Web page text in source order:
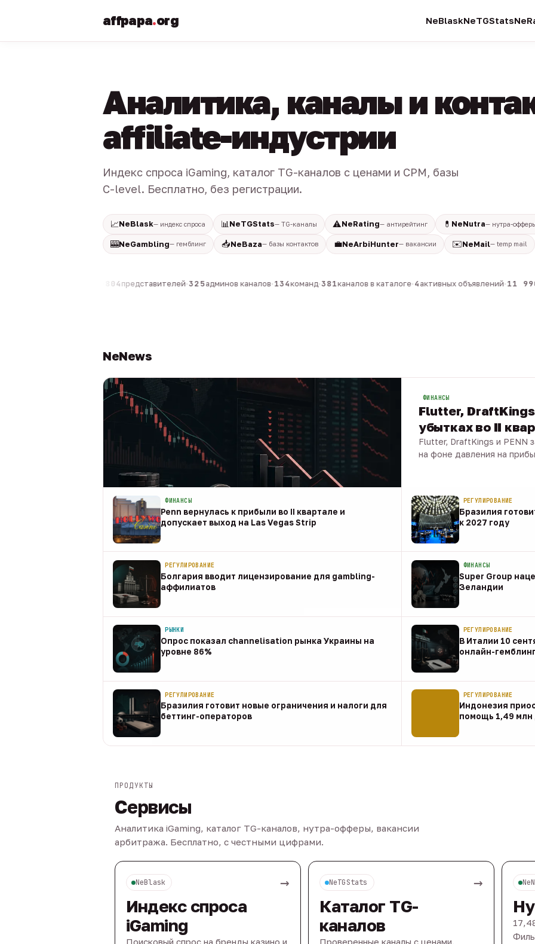
affpapa.org NeBlaskNeTGStats
Аналитика, каналы и
affiliate-индустрии
Индекс спроса iGaming, каталог TG-каналов с ценами и CPM, базы
C-level. Бесплатно, без регистрации.
📈NeBlask— индекс спроса 📊 NeTGStats— TG-каналы ⚠️NeRating— антирейтинг 💊 NeNutra— нутра-
🎰NeGambling— гемблинг 📥NeBaza— базы контактов 💼NeArbiHunter— вакансии ✉️NeMail— temp mail
804представителей·325админов каналов·134команд·381каналов в каталоге·4активных объявлений·11 990
NeNews
ФИНАНСЫ
Flutter, DraftKings
убытках во II
Flutter, DraftKings и PENN
на фоне давления на
ФИНАНСЫ
Penn вернулась к прибыли во II квартале и
допускает выход на Las Vegas Strip
РЕГУЛИРОВАНИЕ
Бразилия
к 2027 году
08 авг
РЕГУЛИРОВАНИЕ
Болгария вводит лицензирование для gambling-
аффилиатов
ФИНАНСЫ
Super Group
Зеландии
08 авг
РЫНКИ
Опрос показал channelisation рынка Украины на
уровне 86%
РЕГУЛИРОВАНИЕ
В Италии 10
онлайн-
07 авг
РЕГУЛИРОВАНИЕ
Бразилия готовит новые ограничения и налоги для
беттинг-операторов
РЕГУЛИРОВАНИЕ
Индонезия
помощь 1,49 млн
07 авг
ПРОДУКТЫ
Сервисы
Аналитика iGaming, каталог TG-каналов, нутра-офферы, вакансии
арбитража. Бесплатно, с честными цифрами.
NeBlask →
Индекс спроса
iGaming
Поисковый спрос на бренды казино и
NeTGStats →
Каталог TG-
каналов
Проверенные каналы с ценами,